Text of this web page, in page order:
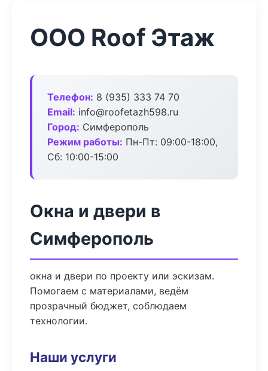
ООО Roof Этаж
Телефон: 8 (935) 333 74 70
Email: info@roofetazh598.ru
Город: Симферополь
Режим работы: Пн-Пт: 09:00-18:00,
Сб: 10:00-15:00
Окна и двери в
Симферополь
окна и двери по проекту или эскизам.
Помогаем с материалами, ведём
прозрачный бюджет, соблюдаем
технологии.
Наши услуги